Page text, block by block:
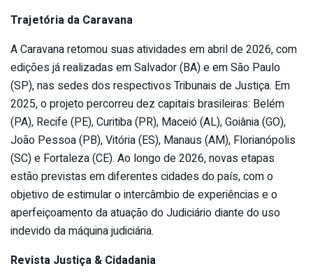
Trajetória da Caravana
A Caravana retomou suas atividades em abril de 2026, com
edições já realizadas em Salvador (BA) e em São Paulo
(SP), nas sedes dos respectivos Tribunais de Justiça. Em
2025, o projeto percorreu dez capitais brasileiras: Belém
(PA), Recife (PE), Curitiba (PR), Maceió (AL), Goiânia (GO),
João Pessoa (PB), Vitória (ES), Manaus (AM), Florianópolis
(SC) e Fortaleza (CE). Ao longo de 2026, novas etapas
estão previstas em diferentes cidades do país, com o
objetivo de estimular o intercâmbio de experiências e o
aperfeiçoamento da atuação do Judiciário diante do uso
indevido da máquina judiciária.
Revista Justiça & Cidadania